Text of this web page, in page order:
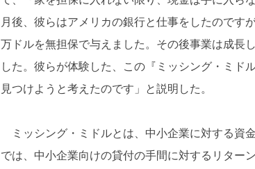
月後、彼らはアメリカの銀行と仕事をしたのです
万ドルを無担保で与えました。その後事業は成長
した。彼らが体験した、この『ミッシング・ミド
見つけようと考えたのです」と説明した。
ミッシング・ミドルとは、中小企業に対する資
では、中小企業向けの貸付の手間に対するリター